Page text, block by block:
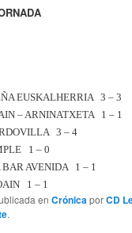
EUSKALHERRIA3 – 3
– ARNINATXETA 1 – 1
3 – 4
1 – 0
BAR AVENIDA 1 – 1
1 – 1
enCrónicaporCD
.